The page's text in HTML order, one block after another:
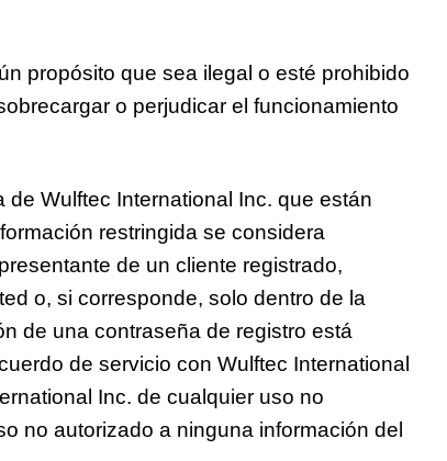
propósito que sea ilegal o esté prohibido
o perjudicar el funcionamiento
Wulftec International Inc. que están
restringida se considera
de un cliente registrado,
o, si corresponde, solo dentro de la
de una contraseña de registro está
de servicio con Wulftec International
Inc. de cualquier uso no
no autorizado a ninguna información del